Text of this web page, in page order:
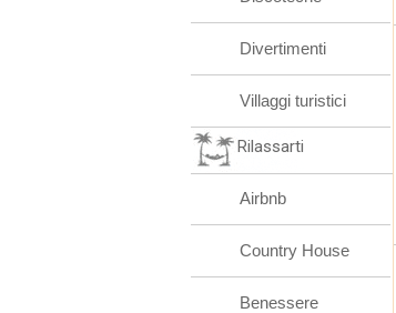
Divertimenti
Villaggi turistici
Rilassarti
Airbnb
Country House
Benessere